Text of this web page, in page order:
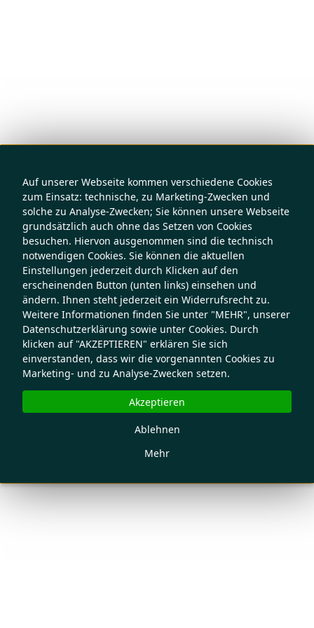
Auf unserer Webseite kommen verschiedene Cookies
zum Einsatz: technische, zu Marketing-Zwecken und
solche zu Analyse-Zwecken; Sie können unsere Webseite
grundsätzlich auch ohne das Setzen von Cookies
besuchen. Hiervon ausgenommen sind die technisch
notwendigen Cookies. Sie können die aktuellen
Einstellungen jederzeit durch Klicken auf den
erscheinenden Button (unten links) einsehen und
ändern. Ihnen steht jederzeit ein Widerrufsrecht zu.
Weitere Informationen finden Sie unter "MEHR", unserer
Datenschutzerklärung sowie unter Cookies. Durch
klicken auf "AKZEPTIEREN" erklären Sie sich
einverstanden, dass wir die vorgenannten Cookies zu
Marketing- und zu Analyse-Zwecken setzen.
Mehr
Ablehnen
Akzeptieren